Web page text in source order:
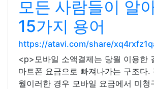
모든 사람들이 알
15가지 용어
https://atavi.com/share/
<p>모바일 소액결제는 당월 이용한
마트폰 요금으로 빠져나가는 구조다.
월이러한 경우 모바일 요금에서 미청